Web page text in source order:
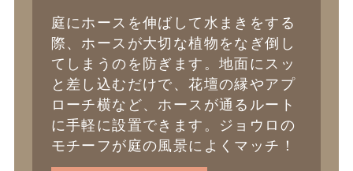
庭にホースを伸ばして水まきをする
際、ホースが大切な植物をなぎ倒し
てしまうのを防ぎます。地面にスッ
と差し込むだけで、花壇の縁やアプ
ローチ横など、ホースが通るルート
に手軽に設置できます。ジョウロの
モチーフが庭の風景によくマッチ！